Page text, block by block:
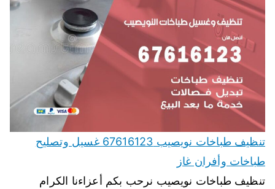
تنظيف طباخات نويصيب 67616123 غسيل وتصليح
طباخات وأفران غاز
تنظيف طباخات نويصيب نرحب بكم أعزاءنا الكرام